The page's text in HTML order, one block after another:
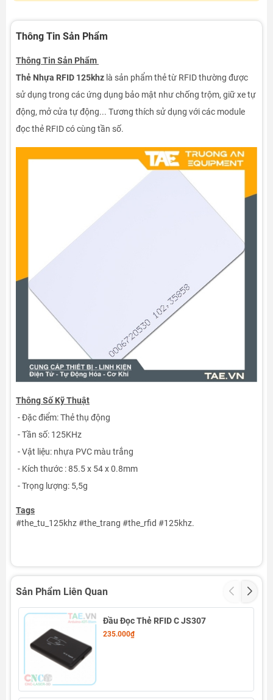
Thông Tin Sản Phẩm
Thông Tin Sản Phẩm
Thẻ Nhựa RFID 125khz là sản phẩm thẻ từ RFID thường được
sử dụng trong các ứng dụng bảo mật như chống trộm, giữ xe tự
động, mở cửa tự động... Tương thích sử dụng với các module
đọc thẻ RFID có cùng tần số.
Thông Số Kỹ Thuật
-Đặc điểm: Thẻ thụ động
-Tần số: 125KHz
-Vật liệu: nhựa PVC màu trắng
- Kích thước : 85.5 x 54 x 0.8mm
-Trọng lượng: 5,5g
Tags
#the_tu_125khz #the_trang #the_rfid #125khz.
Sản Phẩm Liên Quan
Đầu Đọc Thẻ RFID C JS307
235.000₫